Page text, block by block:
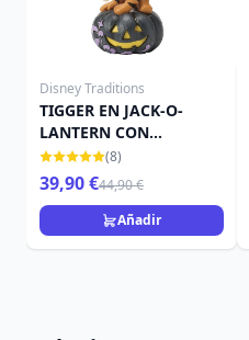
Disney Traditions
TIGGER EN JACK-O-
LANTERN CON
MURCIÉLAGO - DISNEY
TRADITIONS
(8)
39,90 €44,90 €
Añadir